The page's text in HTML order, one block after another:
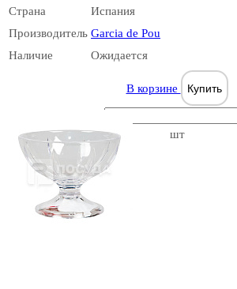
Страна
Испания
Производитель Garcia de Pou
Наличие
Ожидается
В корзине Купить
шт